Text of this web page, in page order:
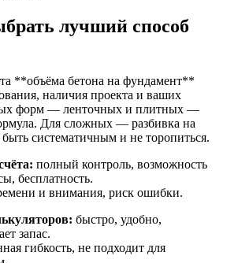
лучший способ
**объёма бетона на фундамент**
наличия проекта и ваших
форм — ленточных и плитных —
Для сложных — разбивка на
систематичным и не торопиться.
полный контроль, возможность
бесплатность.
и внимания, риск ошибки.
быстро, удобно,
запас.
гибкость, не подходит для